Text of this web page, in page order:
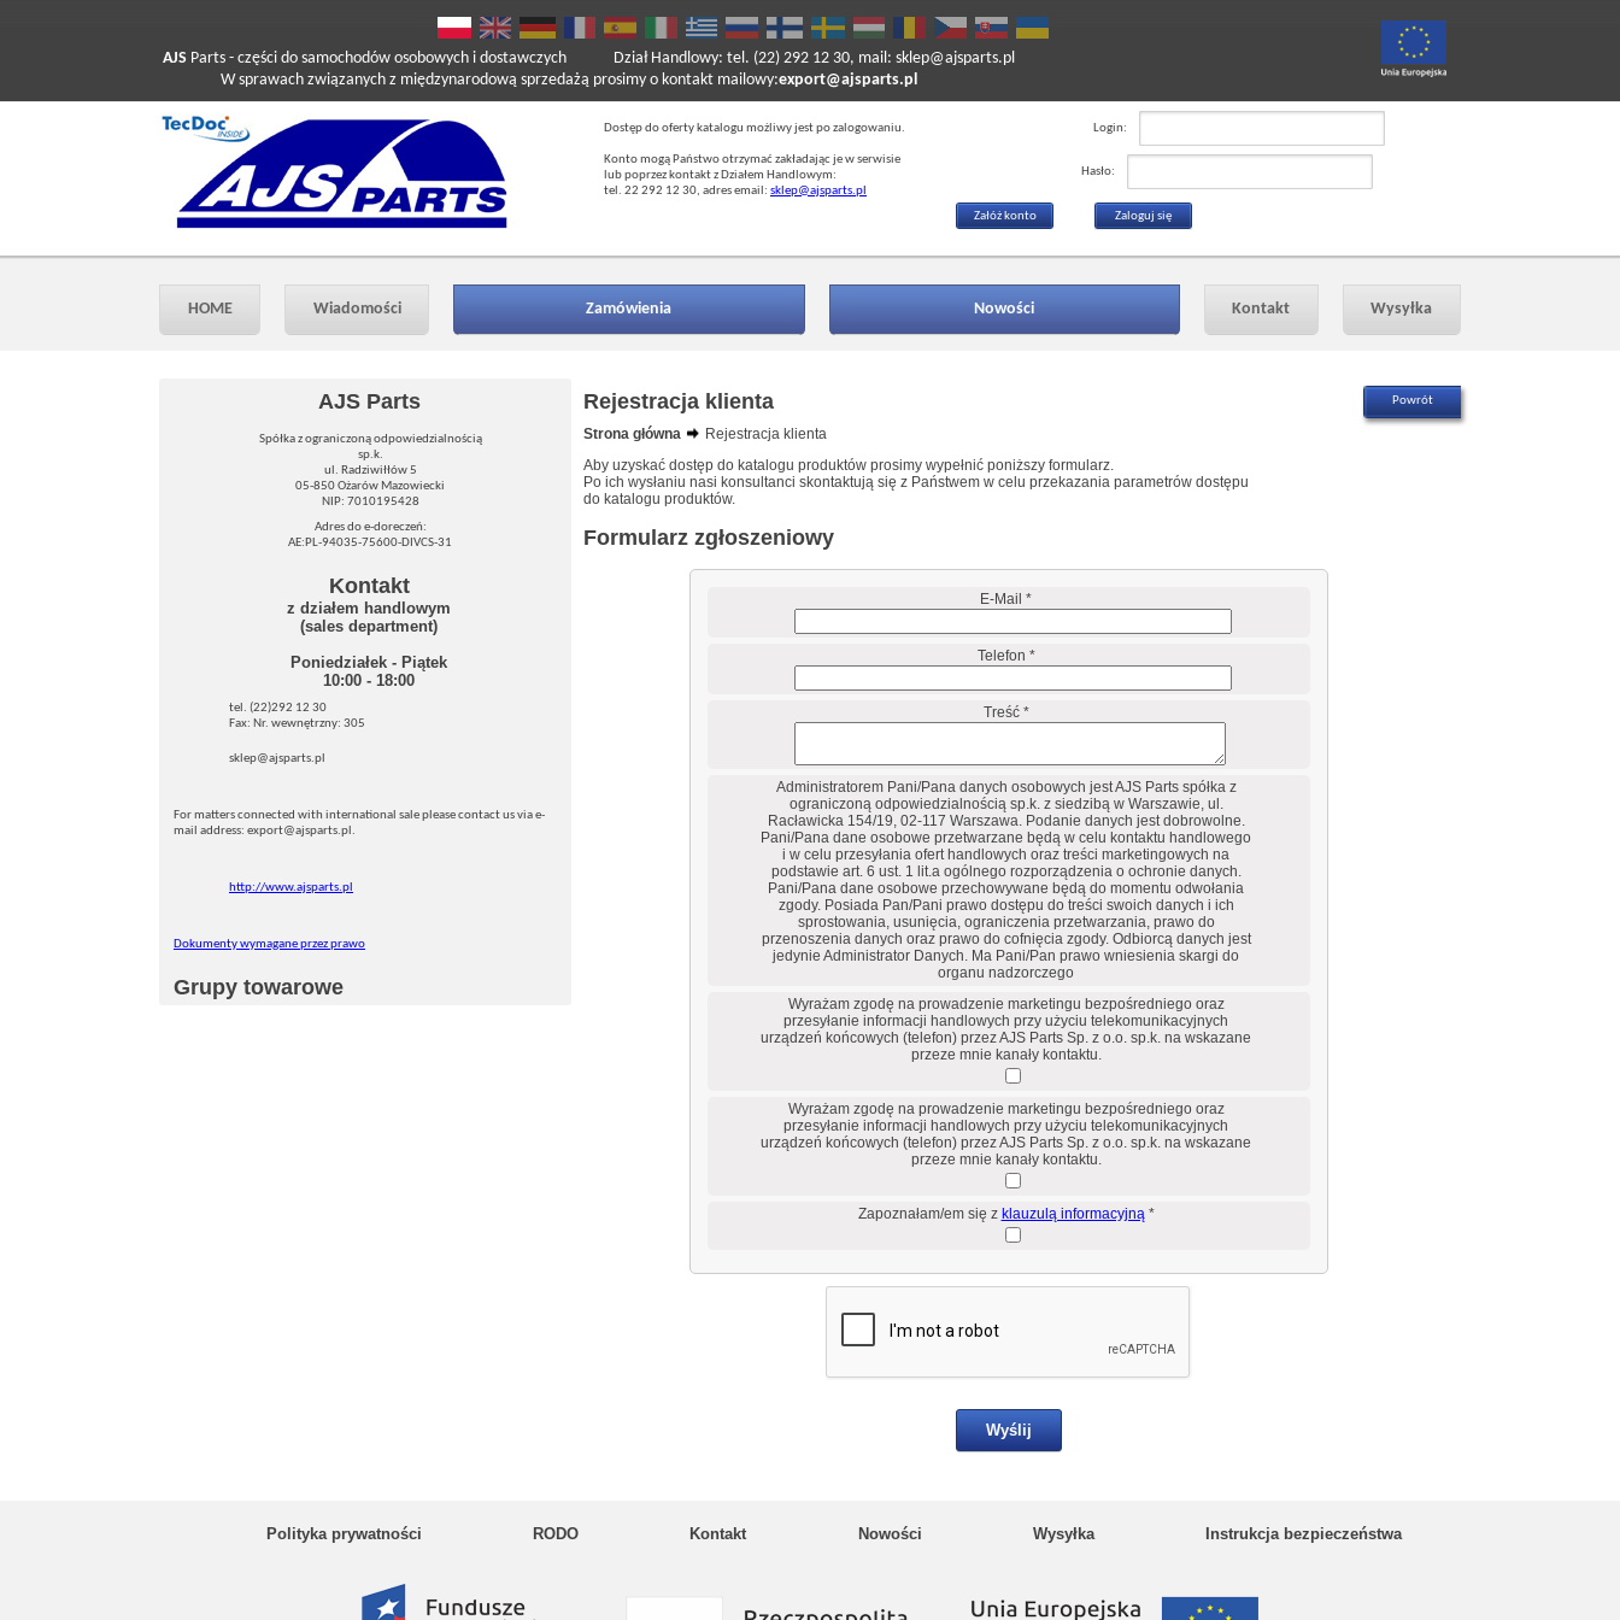
AJS Parts - części do samochodów osobowych i dostawczych
W sprawach związanych z międzynarodową sprzedażą prosimy o kontakt mailowy:export@ajsparts.pl
Dział Handlowy: tel. (22) 292 12 30, mail: sklep@ajsparts.pl
Dostęp do oferty katalogu możliwy jest po zalogowaniu.
Konto mogą Państwo otrzymać zakładając je w serwisie
lub poprzez kontakt z Działem Handlowym:
tel. 22 292 12 30, adres email: sklep@ajsparts.pl
Login:
Hasło:
Załóż konto
HOME Wiadomości Zamówienia Nowości Kontakt Wysyłka
AJS Parts
Spółka z ograniczoną odpowiedzialnością
sp.k.
ul. Radziwiłłów 5
05-850 Ożarów Mazowiecki
NIP: 7010195428
Adres do e-doreczeń:
AE:PL-94035-75600-DIVCS-31
Kontakt
z działem handlowym
(sales department)
Poniedziałek - Piątek
10:00 - 18:00
tel. (22)292 12 30
Fax: Nr. wewnętrzny: 305
sklep@ajsparts.pl
For matters connected with international sale please contact us via e-
mail address: export@ajsparts.pl.
http://www.ajsparts.pl
Dokumenty wymagane przez prawo
Grupy towarowe
Rejestracja klienta
Strona główna
Rejestracja klienta
Aby uzyskać dostęp do katalogu produktów prosimy wypełnić poniższy formularz.
Po ich wysłaniu nasi konsultanci skontaktują się z Państwem w celu przekazania parametrów dostępu
do katalogu produktów.
Formularz zgłoszeniowy
E-Mail *
Telefon *
Treść *
Administratorem Pani/Pana danych osobowych jest AJS Parts spółka z
ograniczoną odpowiedzialnością sp.k. z siedzibą w Warszawie, ul.
Racławicka 154/19, 02-117 Warszawa. Podanie danych jest dobrowolne.
Pani/Pana dane osobowe przetwarzane będą w celu kontaktu handlowego
i w celu przesyłania ofert handlowych oraz treści marketingowych na
podstawie art. 6 ust. 1 lit.a ogólnego rozporządzenia o ochronie danych.
Pani/Pana dane osobowe przechowywane będą do momentu odwołania
zgody. Posiada Pan/Pani prawo dostępu do treści swoich danych i ich
sprostowania, usunięcia, ograniczenia przetwarzania, prawo do
przenoszenia danych oraz prawo do cofnięcia zgody. Odbiorcą danych jest
jedynie Administrator Danych. Ma Pani/Pan prawo wniesienia skargi do
organu nadzorczego
Wyrażam zgodę na prowadzenie marketingu bezpośredniego oraz
przesyłanie informacji handlowych przy użyciu telekomunikacyjnych
urządzeń końcowych (telefon) przez AJS Parts Sp. z o.o. sp.k. na wskazane
przeze mnie kanały kontaktu.
Wyrażam zgodę na prowadzenie marketingu bezpośredniego oraz
przesyłanie informacji handlowych przy użyciu telekomunikacyjnych
urządzeń końcowych (telefon) przez AJS Parts Sp. z o.o. sp.k. na wskazane
przeze mnie kanały kontaktu.
Zapoznałam/em się z klauzulą informacyjną*
Polityka prywatności RODO Kontakt Nowości Wysyłka Instrukcja bezpieczeństwa